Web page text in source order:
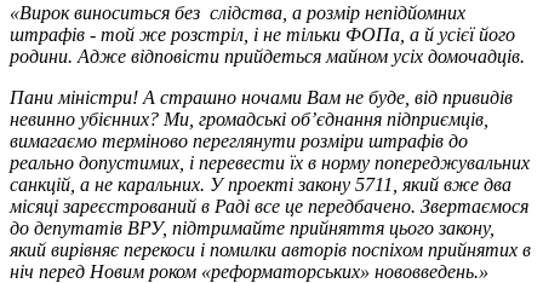
«Вирок виноситься без слідства, а розмір непідйомних
штрафів - той же розстріл, і не тільки ФОПа, а й усієї його
родини. Адже відповісти прийдеться майном усіх домочадців.
Пани міністри! А страшно ночами Вам не буде, від привидів
невинно убієнних? Ми, громадські об’єднання підприємців,
вимагаємо терміново переглянути розміри штрафів до
реально допустимих, і перевести їх в норму попереджувальних
санкцій, а не каральних. У проекті закону 5711, який вже два
місяці зареєстрований в Раді все це передбачено. Звертаємося
до депутатів ВРУ, підтримайте прийняття цього закону,
який вирівняє перекоси і помилки авторів поспіхом прийнятих в
ніч перед Новим роком «реформаторських» нововведень.»